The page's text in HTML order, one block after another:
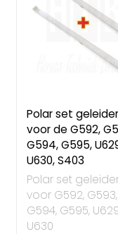
Polar set
voor de G592,
G594, G595,
U630, S403
Polar set
voor G592, G593,
G594, G595,
U630